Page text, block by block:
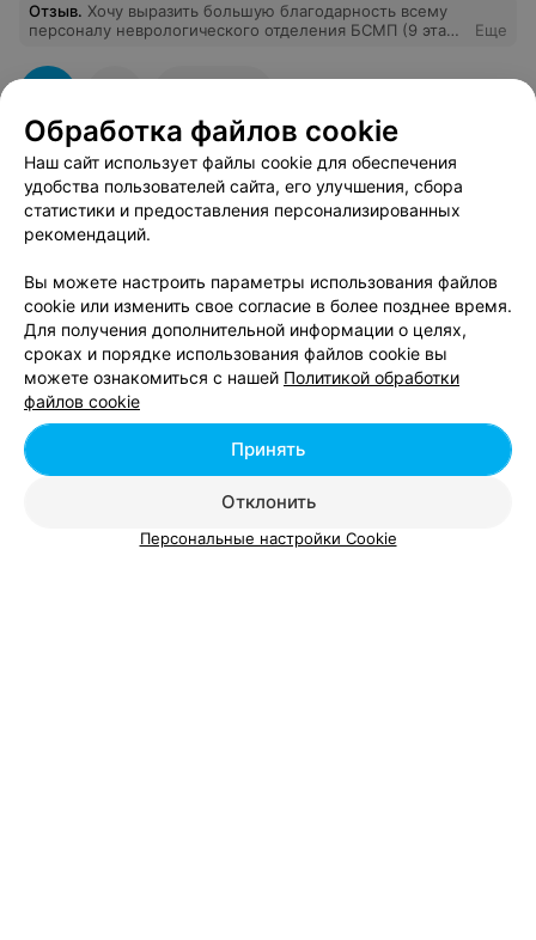
Отзыв. Хочу выразить большую благодарность всему
персоналу неврологического отделения БСМП (9 этаж)
обязанностей. Отдельно заведующему отделение
Еще
МЕДИЦИНСКИЙ ЦЕНТР
Белкорвита
Гродно, ул. Советская, 8
УЗ
Областной кардиологический центр
Гродно, ул. Болдина, 9 Круглосуточно
Обработка файлов cookie
Наш сайт использует файлы cookie для обеспечения
удобства пользователей сайта, его улучшения, сбора
статистики и предоставления персонализированных
рекомендаций.
Вы можете настроить параметры использования файлов
cookie или изменить свое согласие в более позднее время.
Для получения дополнительной информации о целях,
сроках и порядке использования файлов cookie вы
можете ознакомиться с нашей Политикой обработки
файлов cookie
Отклонить
Принять
Персональные настройки Cookie